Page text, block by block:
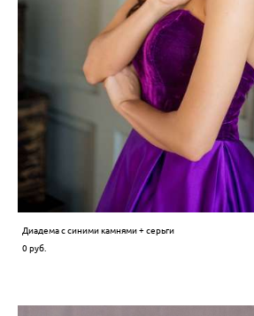
Диадема с синими камнями + серьги
0 pуб.